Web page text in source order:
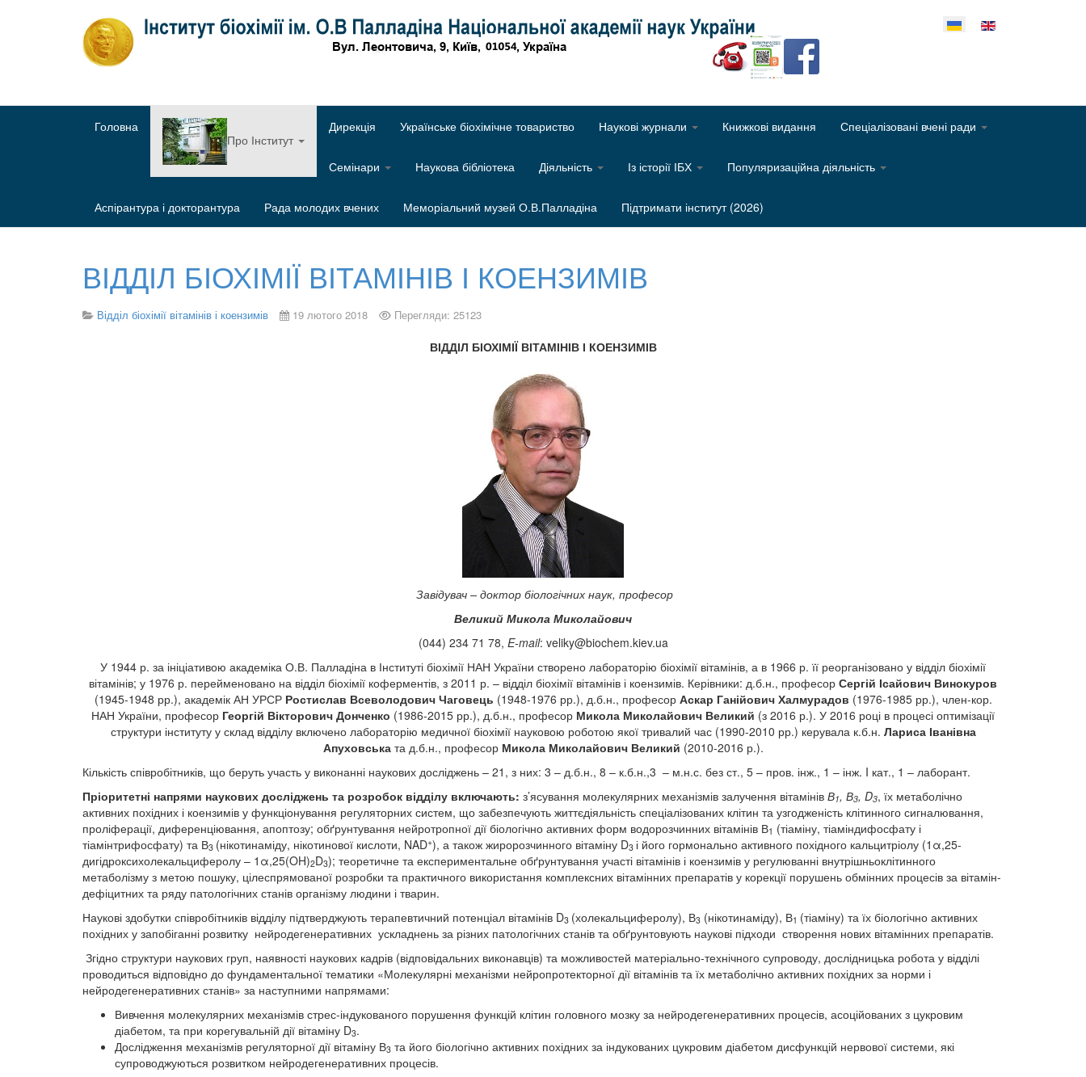
Оберіть свою мову
Головна
Про Інститут
Дирекція Українське біохімічне товариство Наукові журнали Книжкові видання Спеціалізовані вчені ради
Семінари Наукова бібліотека Діяльність Із історії ІБХ Популяризаційна діяльність
Аспірантура і докторантура Рада молодих вчених Меморіальний музей О.В.Палладіна Підтримати інститут (2026)
ВІДДІЛ БІОХІМІЇ ВІТАМІНІВ І КОЕНЗИМІВ
Відділ біохімії вітамінів і коензимів 19 лютого 2018 Перегляди: 25123
ВІДДІЛ БІОХІМІЇ ВІТАМІНІВ І КОЕНЗИМІВ
Завідувач – доктор біологічних наук, професор
Великий Микола Миколайович
(044) 234 71 78, E-mail: veliky@biochem.kiev.ua
У 1944 р. за ініціативою академіка О.В. Палладіна в Інституті біохімії НАН України створено лабораторію біохімії вітамінів, а в 1966 р. її реорганізовано у відділ біохімії
вітамінів; у 1976 р. перейменовано на відділ біохімії коферментів, з 2011 р. – відділ біохімії вітамінів і коензимів. Керівники: д.б.н., професор Сергій Ісайович Винокуров
(1945-1948 рр.), академік АН УРСР Ростислав Всеволодович Чаговець (1948-1976 рр.), д.б.н., професор Аскар Ганійович Халмурадов (1976-1985 рр.), член-кор.
НАН України, професор Георгій Вікторович Донченко (1986-2015 рр.), д.б.н., професор Микола Миколайович Великий (з 2016 р.). У 2016 році в процесі оптимізації
структури інституту у склад відділу включено лабораторію медичної біохімії науковою роботою якої тривалий час (1990-2010 рр.) керувала к.б.н. Лариса Іванівна
Апуховськата д.б.н., професор Микола Миколайович Великий (2010-2016 р.).
Кількість співробітників, що беруть участь у виконанні наукових досліджень – 21, з них: 3 – д.б.н., 8 – к.б.н.,3 – м.н.с. без ст., 5 – пров. інж., 1 – інж. I кат., 1 – лаборант.
Пріоритетні напрями наукових досліджень та розробок відділу включають: з’ясування молекулярних механізмів залучення вітамінів В1, В3, D3, їх метаболічно
активних похідних і коензимів у функціонування регуляторних систем, що забезпечують життєдіяльність спеціалізованих клітин та узгодженість клітинного сигналювання,
проліферації, диференціювання, апоптозу; обґрунтування нейротропної дії біологічно активних форм водорозчинних вітамінів В1 (тіаміну, тіаміндифосфату і
тіамінтрифосфату) та В3 (нікотинаміду, нікотинової кислоти, NAD+), а також жиророзчинного вітаміну D3 і його гормонально активного похідного кальцитріолу (1α,25-
дигідроксихолекальциферолу – 1α,25(OH)2D3); теоретичне та експериментальне обґрунтування участі вітамінів і коензимів у регулюванні внутрішньоклітинного
метаболізму з метою пошуку, цілеспрямованої розробки та практичного використання комплексних вітамінних препаратів у корекції порушень обмінних процесів за вітамін-
дефіцитних та ряду патологічних станів організму людини і тварин.
Наукові здобутки співробітників відділу підтверджують терапевтичний потенціал вітамінів D3 (холекальциферолу), В3 (нікотинаміду), В1 (тіаміну) та їх біологічно активних
похідних у запобіганні розвитку нейродегенеративних ускладнень за різних патологічних станів та обґрунтовують наукові підходи створення нових вітамінних препаратів.
Згідно структури наукових груп, наявності наукових кадрів (відповідальних виконавців) та можливостей матеріально-технічного супроводу, дослідницька робота у відділі
проводиться відповідно до фундаментальної тематики «Молекулярні механізми нейропротекторної дії вітамінів та їх метаболічно активних похідних за норми і
нейродегенеративних станів» за наступними напрямами:
Вивчення молекулярних механізмів стрес-індукованого порушення функцій клітин головного мозку за нейродегенеративних процесів, асоційованих з цукровим
діабетом, та при корегувальній дії вітаміну D3.
Дослідження механізмів регуляторної дії вітаміну В3 та його біологічно активних похідних за індукованих цукровим діабетом дисфункцій нервової системи, які
супроводжуються розвитком нейродегенеративних процесів.